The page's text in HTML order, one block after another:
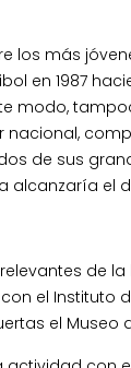
más
en 1987
de sus
alcanzaría
de la
el Instituto
el